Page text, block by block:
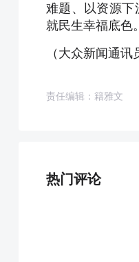
难题、以资源下
就民生幸福底色。
（大众新闻通
责任编辑：籍雅文
热门评论